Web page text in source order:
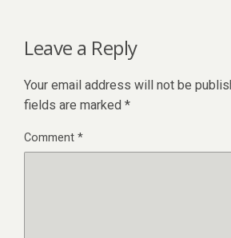
Leave a Reply
Your email address will not be
fields are marked *
Comment*